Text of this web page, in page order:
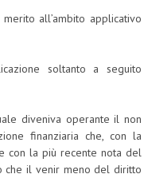
all’ambito applicativo
soltanto a seguito
diveniva operante il non
finanziaria che, con la
con la più recente nota del
che il venir meno del diritto